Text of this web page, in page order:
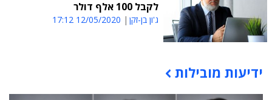
לקבל 100 אלף דולר
ג'ון בן-זקן 12/05/2020 17:12
תוכן פרסומי
ידיעות מובילות